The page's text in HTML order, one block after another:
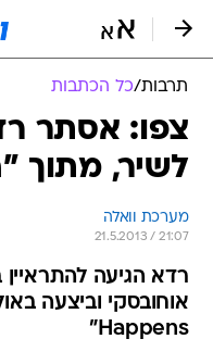
תרבות/כל הכתבות
צפו: אסתר
לשיר, מתוך
מערכת וואלה
21.5.2013 / 21:07
רדא הגיעה
Happens"